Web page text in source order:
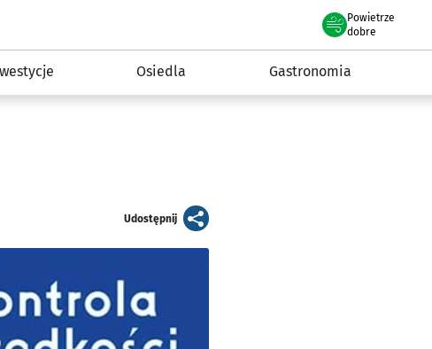
mieszkańca
Powietrze
we Wrocławiu
dobre
Osiedla Gastronomia
Udostępnijartykuł